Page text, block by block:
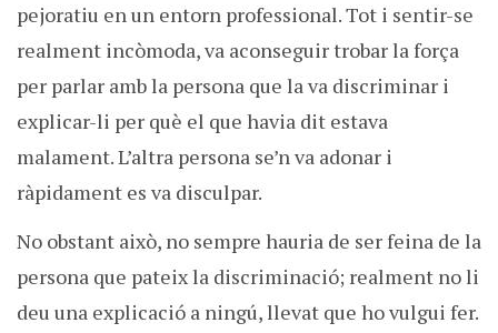
pejoratiu en un entorn professional. Tot i sentir-se
realment incòmoda, va aconseguir trobar la força
per parlar amb la persona que la va discriminar i
explicar-li per què el que havia dit estava
malament. L’altra persona se’n va adonar i
ràpidament es va disculpar.
No obstant això, no sempre hauria de ser feina de la
persona que pateix la discriminació; realment no li
deu una explicació a ningú, llevat que ho vulgui fer.